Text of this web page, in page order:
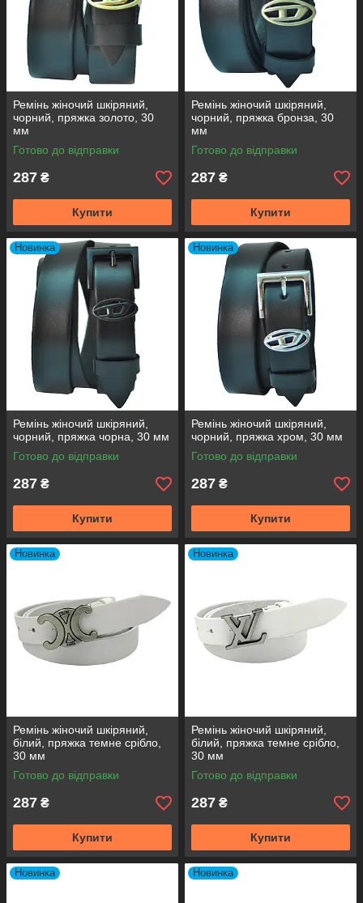
Ремінь жіночий шкіряний,
чорний, пряжка золото, 30
мм
Готово до відправки
287 ₴
Купити
Ремінь жіночий шкіряний,
чорний, пряжка бронза, 30
мм
Готово до відправки
287 ₴
Купити
Новинка
Ремінь жіночий шкіряний,
чорний, пряжка чорна, 30 мм
Готово до відправки
287 ₴
Купити
Новинка
Ремінь жіночий шкіряний,
чорний, пряжка хром, 30 мм
Готово до відправки
287 ₴
Купити
Новинка
Ремінь жіночий шкіряний,
білий, пряжка темне срібло,
30 мм
Готово до відправки
287 ₴
Купити
Новинка
Ремінь жіночий шкіряний,
білий, пряжка темне срібло,
30 мм
Готово до відправки
287 ₴
Купити
Новинка Новинка